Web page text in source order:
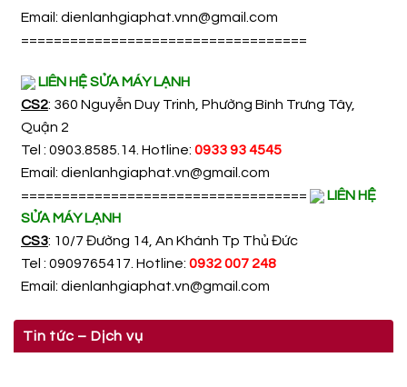
Email: dienlanhgiaphat.vnn@gmail.com
===================================
LIÊN HỆ SỬA MÁY LẠNH
CS2: 360 Nguyễn Duy Trinh, Phường Bình Trưng Tây,
Quận 2
Tel : 0903.8585.14. Hotline: 0933 93 4545
Email: dienlanhgiaphat.vn@gmail.com
===================================
LIÊN HỆ
SỬA MÁY LẠNH
CS3: 10/7 Đường 14, An Khánh Tp Thủ Đức
Tel : 0909765417. Hotline: 0932 007 248
Email: dienlanhgiaphat.vn@gmail.com
Tin tức – Dịch vụ